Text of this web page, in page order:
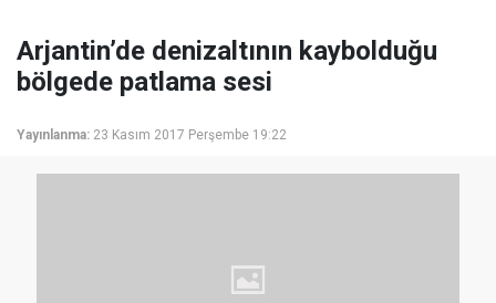
Arjantin’de denizaltının kaybolduğu
bölgede patlama sesi
Yayınlanma: 23 Kasım 2017 Perşembe 19:22